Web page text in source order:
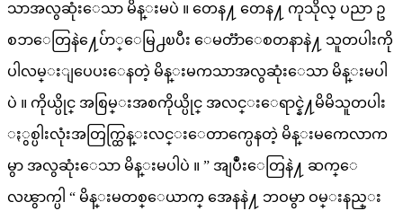
သာအလွဆုံးေသာ မိန္းမပဲ ။ တေန႔ တေန႔ ကုသိုလ္ ပညာ ဥ
စၥာေတြနဲ႔ေပ်ာ္ေမြ႕ၿပီး ေမတၱာေစတနာနဲ႔ သူတပါးကို
ပါလမ္းျပေပးေနတဲ့ မိန္းမကသာအလွဆုံးေသာ မိန္းမပါ
ပဲ ။ ကိုယ္ပိုင္ အစြမ္းအစကိုယ္ပိုင္ အလင္းေရာင္နဲ႔မိမိသူတပါး
ႏွစ္ပါးလုံးအတြက္ထြန္းလင္းေတာက္ပေနတဲ့ မိန္းမကေလာက
မွာ အလွဆုံးေသာ မိန္းမပါပဲ ။ ” အျပဳံးေတြနဲ႔ ဆက္ေ
လၽွာက္ပါ “ မိန္းမတစ္ေယာက္ အေနနဲ႔ ဘဝမွာ ဝမ္းနည္း